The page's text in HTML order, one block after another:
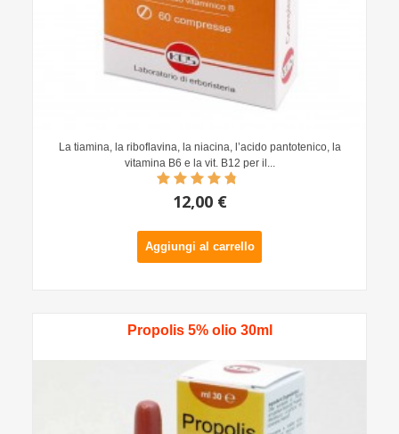
La tiamina, la riboflavina, la niacina, l’acido pantotenico, la
vitamina B6 e la vit. B12 per il...
12,00 €
Aggiungi al carrello
Propolis 5% olio 30ml